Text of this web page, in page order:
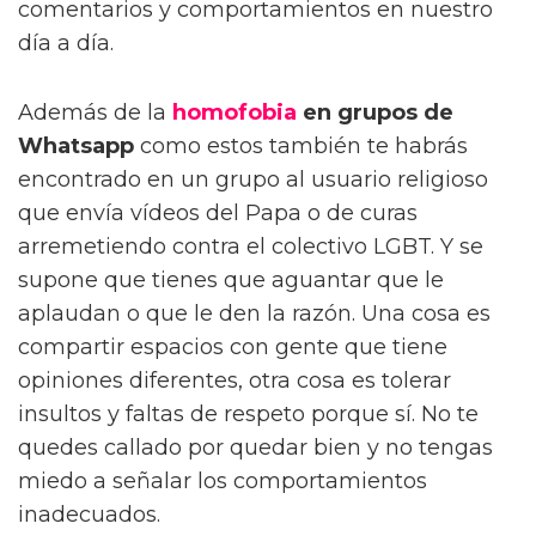
comentarios y comportamientos en nuestro
día a día.
Además de la homofobia en grupos de
Whatsapp como estos también te habrás
encontrado en un grupo al usuario religioso
que envía vídeos del Papa o de curas
arremetiendo contra el colectivo LGBT. Y se
supone que tienes que aguantar que le
aplaudan o que le den la razón. Una cosa es
compartir espacios con gente que tiene
opiniones diferentes, otra cosa es tolerar
insultos y faltas de respeto porque sí. No te
quedes callado por quedar bien y no tengas
miedo a señalar los comportamientos
inadecuados.